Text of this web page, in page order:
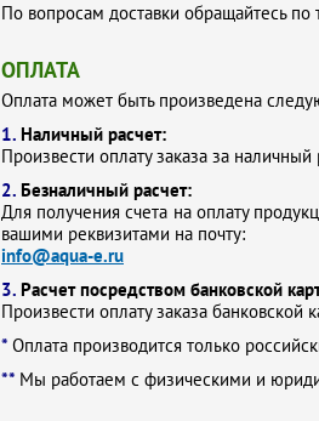
По вопросам доставки обращайтесь
ОПЛАТА
Оплата может быть произведена
1. Наличный расчет:
Произвести оплату заказа за
2. Безналичный расчет:
Для получения счета на оплату
вашими реквизитами на почту:
info@aqua-e.ru
3. Расчет посредством банковской
Произвести оплату заказа
* Оплата производится только
** Мы работаем с физическими и